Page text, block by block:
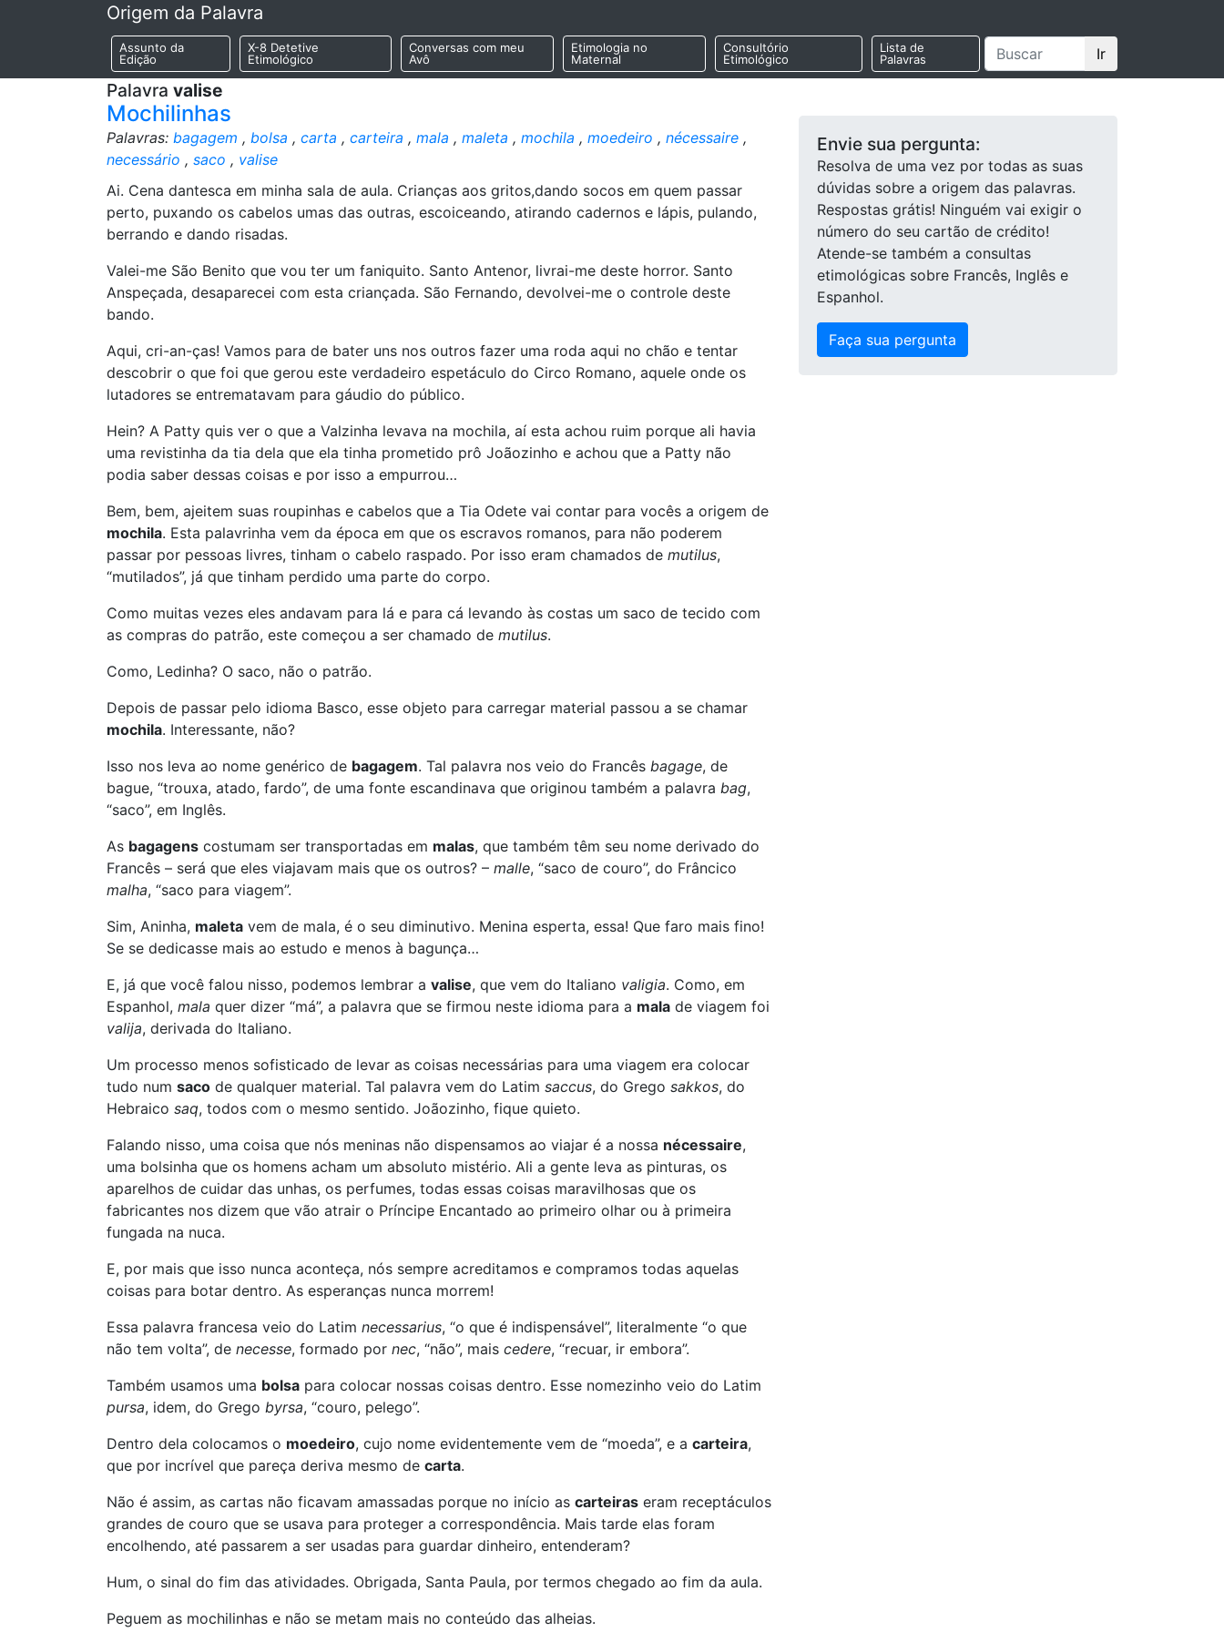
Origem da Palavra
Assunto da
Edição
X-8 Detetive
Etimológico
Conversas com meu
Avô
Etimologia no
Maternal
Consultório
Etimológico
Lista de
Palavras
Ir
Palavra valise
Mochilinhas
Palavras: bagagem , bolsa , carta , carteira , mala , maleta , mochila , moedeiro , nécessaire ,
necessário , saco , valise
Ai. Cena dantesca em minha sala de aula. Crianças aos gritos,dando socos em quem passar
perto, puxando os cabelos umas das outras, escoiceando, atirando cadernos e lápis, pulando,
berrando e dando risadas.
Valei-me São Benito que vou ter um faniquito. Santo Antenor, livrai-me deste horror. Santo
Anspeçada, desaparecei com esta criançada. São Fernando, devolvei-me o controle deste
bando.
Aqui, cri-an-ças! Vamos para de bater uns nos outros fazer uma roda aqui no chão e tentar
descobrir o que foi que gerou este verdadeiro espetáculo do Circo Romano, aquele onde os
lutadores se entrematavam para gáudio do público.
Hein? A Patty quis ver o que a Valzinha levava na mochila, aí esta achou ruim porque ali havia
uma revistinha da tia dela que ela tinha prometido prô Joãozinho e achou que a Patty não
podia saber dessas coisas e por isso a empurrou…
Bem, bem, ajeitem suas roupinhas e cabelos que a Tia Odete vai contar para vocês a origem de
mochila. Esta palavrinha vem da época em que os escravos romanos, para não poderem
passar por pessoas livres, tinham o cabelo raspado. Por isso eram chamados de mutilus,
“mutilados”, já que tinham perdido uma parte do corpo.
Como muitas vezes eles andavam para lá e para cá levando às costas um saco de tecido com
as compras do patrão, este começou a ser chamado de mutilus.
Como, Ledinha? O saco, não o patrão.
Depois de passar pelo idioma Basco, esse objeto para carregar material passou a se chamar
mochila. Interessante, não?
Isso nos leva ao nome genérico de bagagem. Tal palavra nos veio do Francês bagage, de
bague, “trouxa, atado, fardo”, de uma fonte escandinava que originou também a palavra bag,
“saco”, em Inglês.
As bagagens costumam ser transportadas em malas, que também têm seu nome derivado do
Francês – será que eles viajavam mais que os outros? – malle, “saco de couro”, do Frâncico
malha, “saco para viagem”.
Sim, Aninha, maleta vem de mala, é o seu diminutivo. Menina esperta, essa! Que faro mais fino!
Se se dedicasse mais ao estudo e menos à bagunça…
E, já que você falou nisso, podemos lembrar a valise, que vem do Italiano valigia. Como, em
Espanhol, mala quer dizer “má”, a palavra que se firmou neste idioma para a mala de viagem foi
valija, derivada do Italiano.
Um processo menos sofisticado de levar as coisas necessárias para uma viagem era colocar
tudo num saco de qualquer material. Tal palavra vem do Latim saccus, do Grego sakkos, do
Hebraico saq, todos com o mesmo sentido. Joãozinho, fique quieto.
Falando nisso, uma coisa que nós meninas não dispensamos ao viajar é a nossa nécessaire,
uma bolsinha que os homens acham um absoluto mistério. Ali a gente leva as pinturas, os
aparelhos de cuidar das unhas, os perfumes, todas essas coisas maravilhosas que os
fabricantes nos dizem que vão atrair o Príncipe Encantado ao primeiro olhar ou à primeira
fungada na nuca.
E, por mais que isso nunca aconteça, nós sempre acreditamos e compramos todas aquelas
coisas para botar dentro. As esperanças nunca morrem!
Essa palavra francesa veio do Latim necessarius, “o que é indispensável”, literalmente “o que
não tem volta”, de necesse, formado por nec, “não”, mais cedere, “recuar, ir embora”.
Também usamos uma bolsa para colocar nossas coisas dentro. Esse nomezinho veio do Latim
pursa, idem, do Grego byrsa, “couro, pelego”.
Dentro dela colocamos o moedeiro, cujo nome evidentemente vem de “moeda”, e a carteira,
que por incrível que pareça deriva mesmo de carta.
Não é assim, as cartas não ficavam amassadas porque no início as carteiras eram receptáculos
grandes de couro que se usava para proteger a correspondência. Mais tarde elas foram
encolhendo, até passarem a ser usadas para guardar dinheiro, entenderam?
Hum, o sinal do fim das atividades. Obrigada, Santa Paula, por termos chegado ao fim da aula.
Peguem as mochilinhas e não se metam mais no conteúdo das alheias.
Envie sua pergunta:
Resolva de uma vez por todas as suas
dúvidas sobre a origem das palavras.
Respostas grátis! Ninguém vai exigir o
número do seu cartão de crédito!
Atende-se também a consultas
etimológicas sobre Francês, Inglês e
Espanhol.
Faça sua pergunta